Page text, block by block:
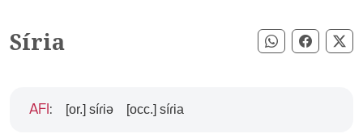
Síria Compartir
AFI : [or.] síɾiə [occ.] síɾia